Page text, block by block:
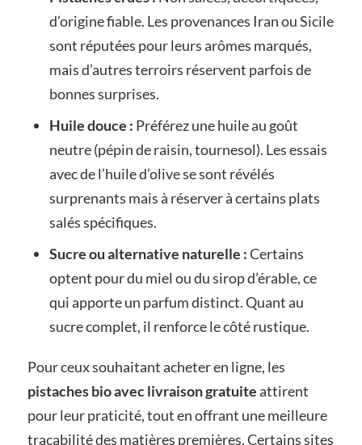
d’origine fiable. Les provenances Iran ou Sicile
sont réputées pour leurs arômes marqués,
mais d’autres terroirs réservent parfois de
bonnes surprises.
Huile douce : Préférez une huile au goût
neutre (pépin de raisin, tournesol). Les essais
avec de l’huile d’olive se sont révélés
surprenants mais à réserver à certains plats
salés spécifiques.
Sucre ou alternative naturelle :Certains
optent pour du miel ou du sirop d’érable, ce
qui apporte un parfum distinct. Quant au
sucre complet, il renforce le côté rustique.
Pour ceux souhaitant acheter en ligne, les
pistaches bio avec livraison gratuiteattirent
pour leur praticité, tout en offrant une meilleure
traçabilité des matières premières. Certains sites